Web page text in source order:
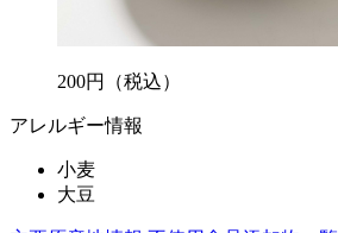
200円 （税込）
アレルギー情報
小麦
大豆